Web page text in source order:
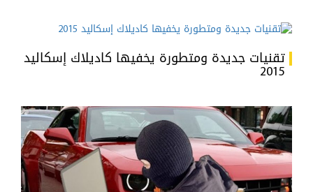
تقنيات جديدة ومتطورة يخفيها كاديلاك إسكاليد
2015